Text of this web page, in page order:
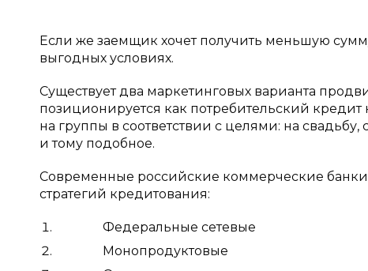
Если же заемщик хочет получить меньшую
выгодных условиях.
Существует два маркетинговых варианта
позиционируется как потребительский
на группы в соответствии с целями: на свадьбу,
и тому подобное.
Современные российские коммерческие
стратегий кредитования:
Федеральные сетевые
Монопродуктовые